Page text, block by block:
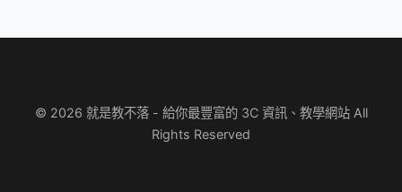
© 2026 就是教不落 - 給你最豐富的 3C 資訊、教學網站 All
Rights Reserved